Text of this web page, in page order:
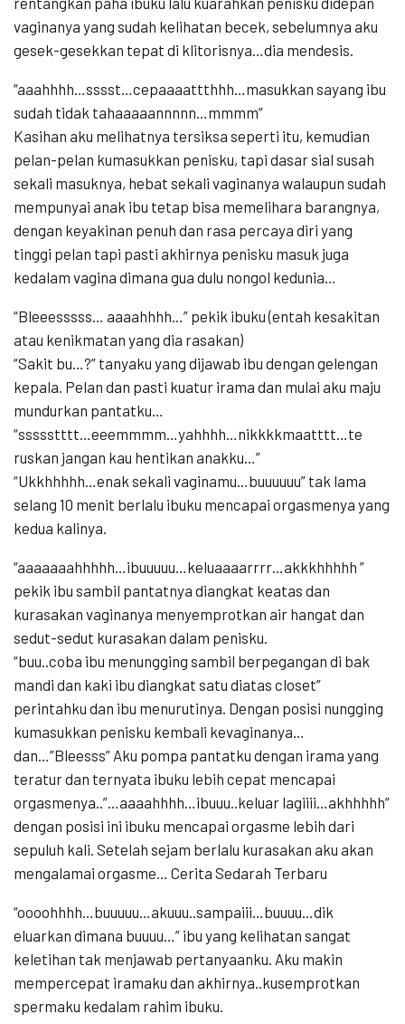
vaginanya yang sudah kelihatan becek, sebelumnya aku
gesek-gesekkan tepat di klitorisnya…dia mendesis.
“aaahhhh…sssst…cepaaaattthhh…masukkan sayang ibu
sudah tidak tahaaaaannnnn…mmmm”
Kasihan aku melihatnya tersiksa seperti itu, kemudian
pelan-pelan kumasukkan penisku, tapi dasar sial susah
sekali masuknya, hebat sekali vaginanya walaupun sudah
mempunyai anak ibu tetap bisa memelihara barangnya,
dengan keyakinan penuh dan rasa percaya diri yang
tinggi pelan tapi pasti akhirnya penisku masuk juga
kedalam vagina dimana gua dulu nongol kedunia…
“Bleeesssss… aaaahhhh…” pekik ibuku (entah kesakitan
atau kenikmatan yang dia rasakan)
“Sakit bu…?” tanyaku yang dijawab ibu dengan gelengan
kepala. Pelan dan pasti kuatur irama dan mulai aku maju
mundurkan pantatku…
“ssssstttt…eeemmmm…yahhhh…nikkkkmaatttt…te
ruskan jangan kau hentikan anakku…”
“Ukkhhhhh…enak sekali vaginamu…buuuuuu” tak lama
selang 10 menit berlalu ibuku mencapai orgasmenya yang
kedua kalinya.
“aaaaaaahhhhh…ibuuuuu…keluaaaarrrr…akkkhhhhh ”
pekik ibu sambil pantatnya diangkat keatas dan
kurasakan vaginanya menyemprotkan air hangat dan
sedut-sedut kurasakan dalam penisku.
“buu..coba ibu menungging sambil berpegangan di bak
mandi dan kaki ibu diangkat satu diatas closet”
perintahku dan ibu menurutinya. Dengan posisi nungging
kumasukkan penisku kembali kevaginanya…
dan…”Bleesss” Aku pompa pantatku dengan irama yang
teratur dan ternyata ibuku lebih cepat mencapai
orgasmenya..”…aaaahhhh…ibuuu..keluar lagiiii…akhhhhh”
dengan posisi ini ibuku mencapai orgasme lebih dari
sepuluh kali. Setelah sejam berlalu kurasakan aku akan
mengalamai orgasme… Cerita Sedarah Terbaru
“oooohhhh…buuuuu…akuuu..sampaiii…buuuu…dik
eluarkan dimana buuuu…” ibu yang kelihatan sangat
keletihan tak menjawab pertanyaanku. Aku makin
mempercepat iramaku dan akhirnya..kusemprotkan
spermaku kedalam rahim ibuku.